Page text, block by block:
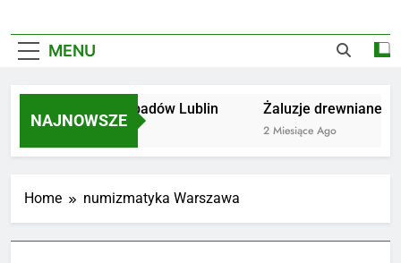
MENU
NAJNOWSZE
Utylizacja odpadów Lublin
2 Miesiące Ago
Żaluzje drewniane
2 Miesiące Ago
Home numizmatyka Warszawa